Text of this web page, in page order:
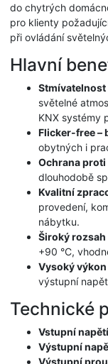
do chytrých
pro klienty
při ovládání
Hlavní
Stmívatelnost
světelné
KNX systémy
Flicker-free –
obytných i
Ochrana
dlouhodobě
Kvalitní
provedení,
nábytku.
Široký
+90 °C,
Vysoký výkon
výstupní
Technické
Vstupní
Výstupní
Výstupní